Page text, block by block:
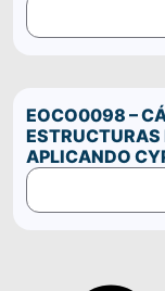
EOCO0098 –
APLICANDO